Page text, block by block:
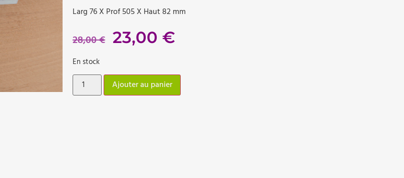
Larg 76 X Prof 505 X Haut 82 mm
28,00€ 23,00 €
En stock
Ajouter au panier